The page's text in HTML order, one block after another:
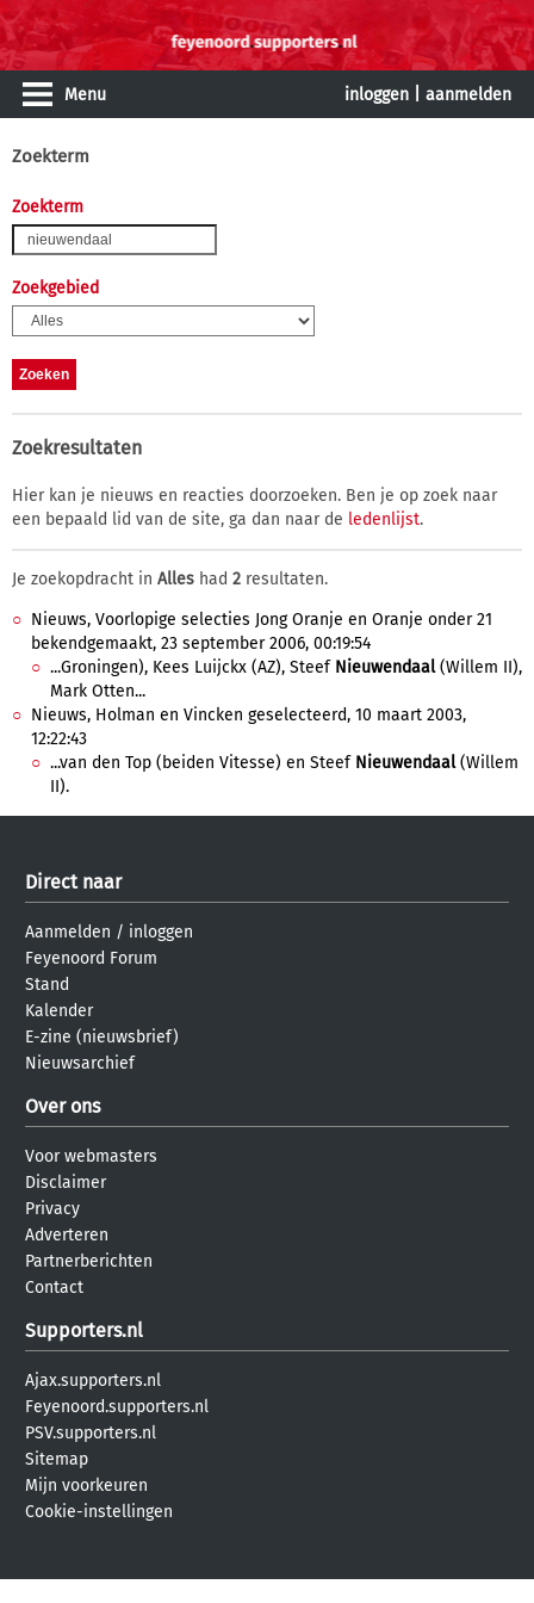
Menu inloggen aanmelden
Zoekterm
Zoekterm
Zoekgebied
Zoekresultaten
Hier kan je nieuws en reacties doorzoeken. Ben je op zoek naar
een bepaald lid van de site, ga dan naar de ledenlijst.
Je zoekopdracht in Alles had 2 resultaten.
Nieuws, Voorlopige selecties Jong Oranje en Oranje onder 21
bekendgemaakt, 23 september 2006, 00:19:54
...Groningen), Kees Luijckx (AZ), Steef Nieuwendaal(Willem II),
Mark Otten...
Nieuws, Holman en Vincken geselecteerd, 10 maart 2003,
12:22:43
...van den Top (beiden Vitesse) en Steef Nieuwendaal(Willem
II).
Direct naar
Aanmelden / inloggen
Feyenoord Forum
Stand
Kalender
E-zine (nieuwsbrief)
Nieuwsarchief
Over ons
Voor webmasters
Disclaimer
Privacy
Adverteren
Partnerberichten
Contact
Supporters.nl
Ajax.supporters.nl
Feyenoord.supporters.nl
PSV.supporters.nl
Sitemap
Mijn voorkeuren
Cookie-instellingen